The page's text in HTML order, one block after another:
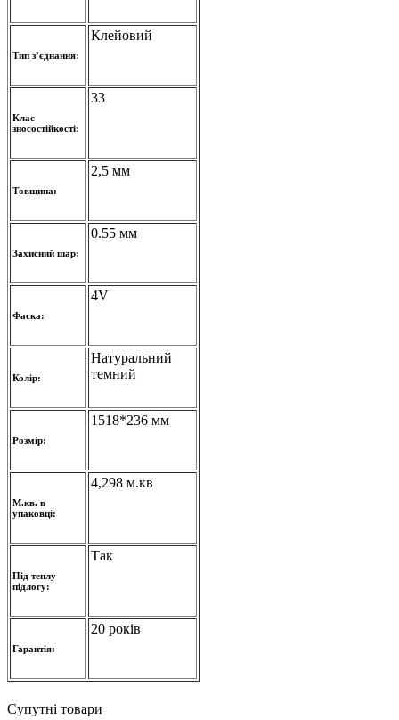
Тип з’єднання:
Клейовий
Клас
зносостійкості:
33
Товщина:
2,5 мм
Захисний шар:
0.55 мм
Фаска:
4V
Колір:
Натуральний
темний
Розмір:
1518*236 мм
М.кв. в
упаковці:
4,298 м.кв
Під теплу
підлогу:
Так
Гарантія:
20 років
Супутні товари